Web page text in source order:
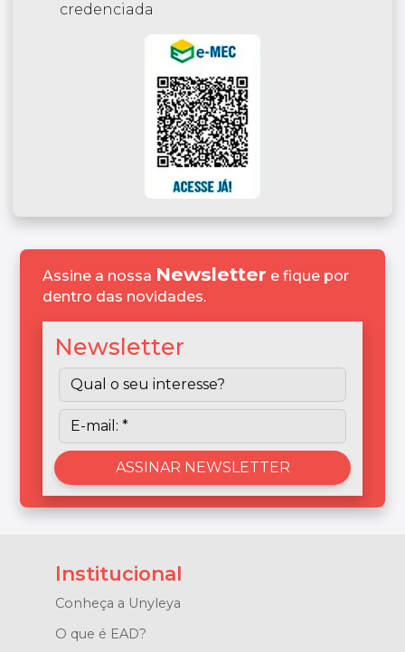
credenciada
Assine a nossa Newsletter e fique por
dentro das novidades.
Newsletter
Institucional
Conheça a Unyleya
O que é EAD?